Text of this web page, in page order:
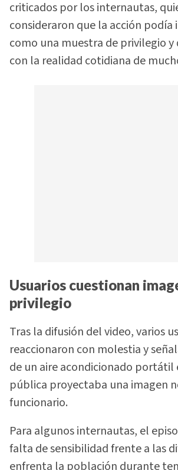
criticados por los internautas,
consideraron que la acción
como una muestra de privilegio y
con la realidad cotidiana de
Usuarios cuestionan
privilegio
Tras la difusión del video, varios
reaccionaron con molestia y
de un aire acondicionado portátil
pública proyectaba una imagen
funcionario.
Para algunos internautas, el
falta de sensibilidad frente a las
enfrenta la población durante